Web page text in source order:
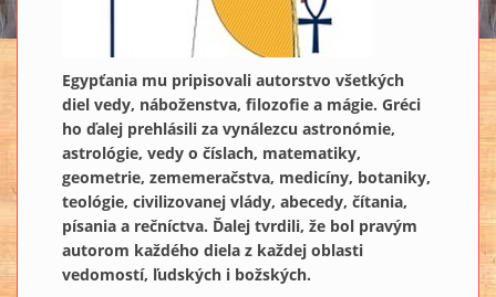
Egypťania mu pripisovali autorstvo všetkých
diel vedy, náboženstva, filozofie a mágie. Gréci
ho ďalej prehlásili za vynálezcu astronómie,
astrológie, vedy o číslach, matematiky,
geometrie, zememeračstva, medicíny, botaniky,
teológie, civilizovanej vlády, abecedy, čítania,
písania a rečníctva. Ďalej tvrdili, že bol pravým
autorom každého diela z každej oblasti
vedomostí, ľudských i božských.